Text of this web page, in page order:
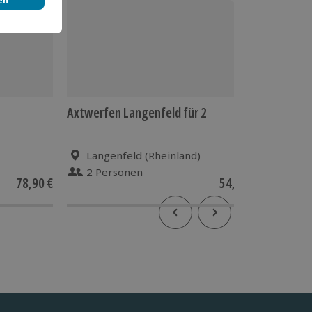
78,90 €
Axtwerfen Langenfeld für 2
Langenfeld (Rheinland)
2 Personen
54,90 €